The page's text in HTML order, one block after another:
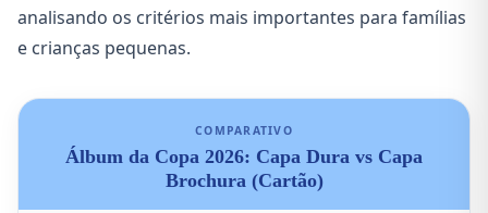
analisando os critérios mais importantes para famílias
e crianças pequenas.
COMPARATIVO
Álbum da Copa 2026: Capa Dura vs Capa
Brochura (Cartão)